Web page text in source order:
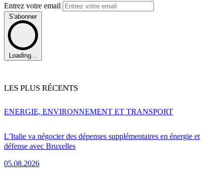
Entrez votre email
S'abonner
Loading...
LES PLUS RÉCENTS
L’Italie va négocier des dépenses supplémentaires en énergie et
défense avec Bruxelles
05.08.2026
ENERGIE, ENVIRONNEMENT ET TRANSPORT